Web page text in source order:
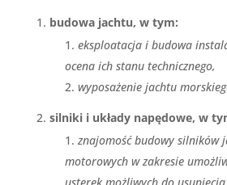
budowa jachtu, w tym:
eksploatacja i budowa
ocena ich stanu technicznego,
wyposażenie jachtu
silniki i układy napędowe, w
znajomość budowy silników
motorowych w zakresie